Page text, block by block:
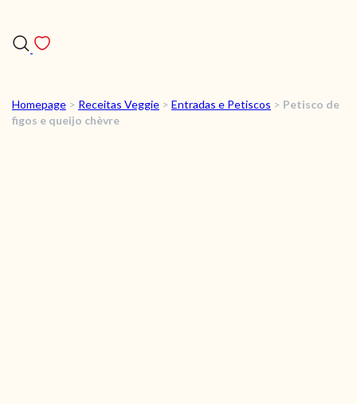
RECEITAS
Homepage > Receitas Veggie > Entradas e Petiscos > Petisco de
figos e queijo chèvre